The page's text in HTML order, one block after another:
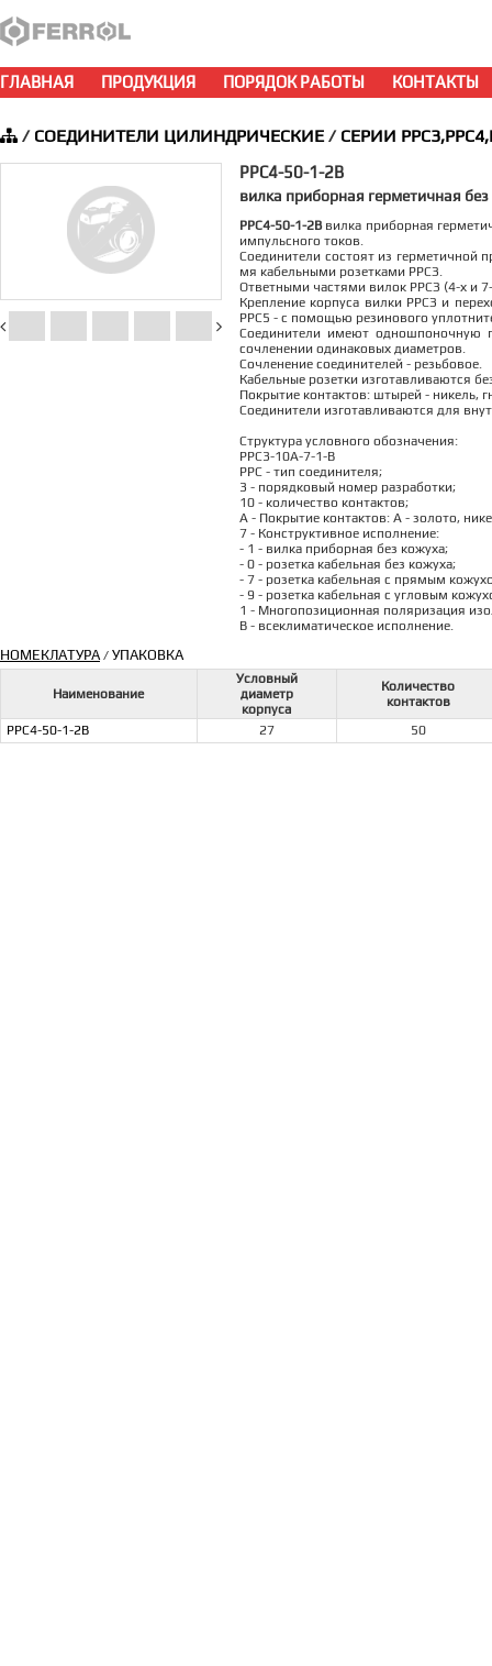
ГЛАВНАЯ ПРОДУКЦИЯ ПОРЯДОК РАБОТЫ КОНТАКТЫ
/ СОЕДИНИТЕЛИ ЦИЛИНДРИЧЕСКИЕ/ СЕРИИ
РРС4-50-1-2В
вилка приборная герметичная
РРС4-50-1-2Ввилка приборная
импульсного токов.
Соединители состоят из герметичной
мя кабельными розетками РРСЗ.
Ответными частями вилок РРСЗ (4-х и
Крепление корпуса вилки РРСЗ и
РРС5 - с помощью резинового
Соединители имеют одношпоночную
сочленении одинаковых диаметров.
Сочленение соединителей - резьбовое.
Кабельные розетки изготавливаются
Покрытие контактов: штырей - никель,
Соединители изготавливаются для
Структура условного обозначения:
РРС3-10А-7-1-В
РРС - тип соединителя;
3 - порядковый номер разработки;
10 - количество контактов;
А - Покрытие контактов: А - золото,
7 - Конструктивное исполнение:
- 1 - вилка приборная без кожуха;
- 0 - розетка кабельная без кожуха;
- 7 - розетка кабельная с прямым
- 9 - розетка кабельная с угловым
1 - Многопозиционная поляризация
В - всеклиматическое исполнение.
НОМЕКЛАТУРА/ УПАКОВКА
Наименование
Условный
диаметр
корпуса
Количество
контактов
РРС4-50-1-2В
27 50